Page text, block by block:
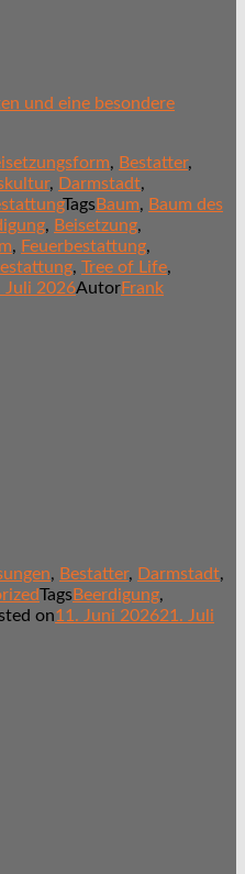
und eine besondere
, Bestatter,
, Darmstadt,
TagsBaum, Baum des
, Beisetzung,
, Feuerbestattung,
, Tree of Life,
Juli 2026AutorFrank
, Bestatter, Darmstadt,
TagsBeerdigung,
on11. Juni 202621. Juli